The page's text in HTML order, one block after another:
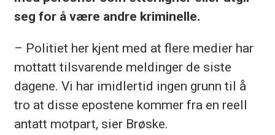
seg for å være andre kriminelle.
– Politiet her kjent med at flere medier har
mottatt tilsvarende meldinger de siste
dagene. Vi har imidlertid ingen grunn til å
tro at disse epostene kommer fra en reell
antatt motpart, sier Brøske.